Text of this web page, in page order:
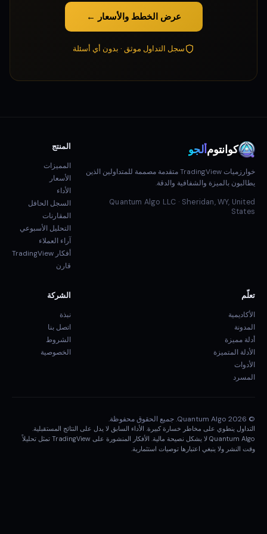
عرض الخطط والأسعار ←
سجل التداول موثق · بدون أي أسئلة
كوانتومألجو
خوارزميات TradingView متقدمة مصممة للمتداولين الذين
يطالبون بالميزة والشفافية والدقة.
Quantum Algo LLC · Sheridan, WY, United
States
المنتج
المميزات
الأسعار
الأداء
السجل الحافل
المقارنات
التحليل الأسبوعي
آراء العملاء
أفكار TradingView
قارن
تعلّم
الأكاديمية
المدونة
أدلة مميزة
الأدلة المتميزة
الأدوات
المسرد
الشركة
نبذة
اتصل بنا
الشروط
الخصوصية
التداول ينطوي على مخاطر خسارة كبيرة. الأداء السابق لا يدل على النتائج المستقبلية.
Quantum Algo لا يشكل نصيحة مالية. الأفكار المنشورة على TradingView تمثل تحليلاً
وقت النشر ولا ينبغي اعتبارها توصيات استثمارية.